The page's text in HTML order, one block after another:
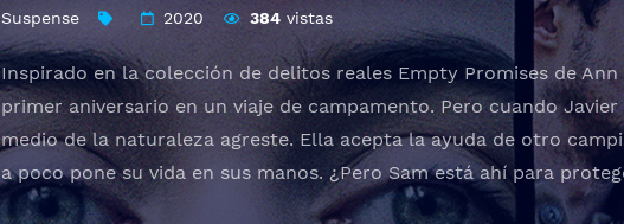
Suspense 2020 384vistas
Inspirado en la colección de delitos reales Empty Promises de
primer aniversario en un viaje de campamento. Pero cuando
medio de la naturaleza agreste. Ella acepta la ayuda de otro
a poco pone su vida en sus manos. ¿Pero Sam está ahí para